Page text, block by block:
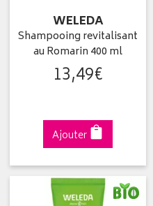
WELEDA
Shampooing revitalisant
au Romarin 400 ml
13,49€
Ajouter